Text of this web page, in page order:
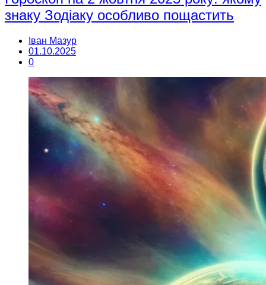
знаку Зодіаку особливо пощастить
Іван Мазур
01.10.2025
0